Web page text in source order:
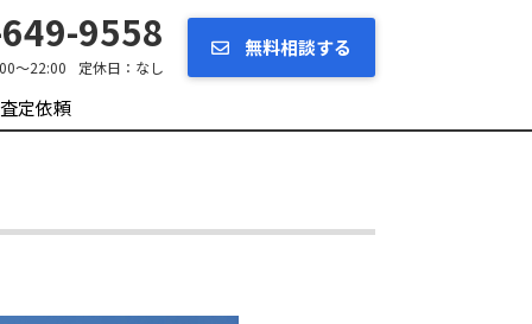
9558
～22:00 定休日： なし
無料相談する
定依頼